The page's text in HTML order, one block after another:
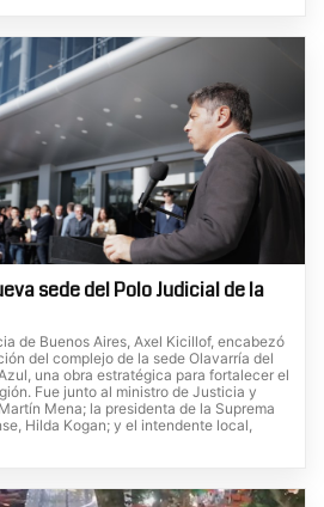
sede del Polo Judicial de la
de Buenos Aires, Axel Kicillof, encabezó
del complejo de la sede Olavarría del
una obra estratégica para fortalecer el
Fue junto al ministro de Justicia y
Mena; la presidenta de la Suprema
Hilda Kogan; y el intendente local,